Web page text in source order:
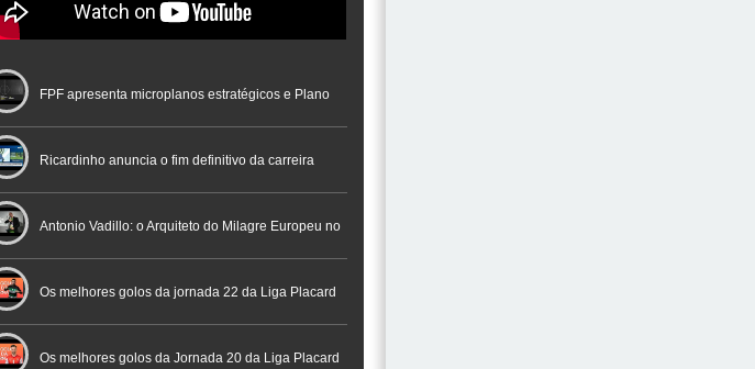
FPF apresenta microplanos estratégicos e Plano
Nacional de Arbitragem
Ricardinho anuncia o fim definitivo da carreira
profissional em conferência histórica na Cidade do
Futebol
Antonio Vadillo: o Arquiteto do Milagre Europeu no
Futsal | Documentário
Os melhores golos da jornada 22 da Liga Placard
Os melhores golos da Jornada 20 da Liga Placard